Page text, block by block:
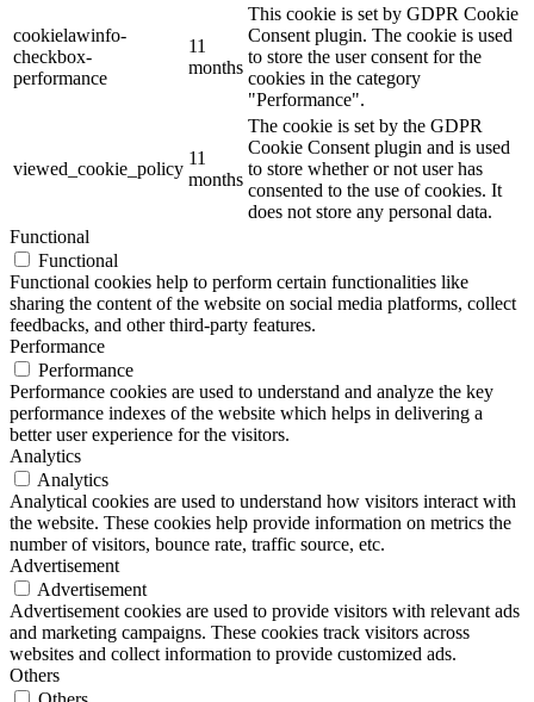
cookielawinfo-
checkbox-
performance
11
months
This cookie is set by GDPR Cookie
Consent plugin. The cookie is used
to store the user consent for the
cookies in the category
"Performance".
viewed_cookie_policy
11
months
The cookie is set by the GDPR
Cookie Consent plugin and is used
to store whether or not user has
consented to the use of cookies. It
does not store any personal data.
Functional
Functional
Functional cookies help to perform certain functionalities like
sharing the content of the website on social media platforms, collect
feedbacks, and other third-party features.
Performance
Performance
Performance cookies are used to understand and analyze the key
performance indexes of the website which helps in delivering a
better user experience for the visitors.
Analytics
Analytics
Analytical cookies are used to understand how visitors interact with
the website. These cookies help provide information on metrics the
number of visitors, bounce rate, traffic source, etc.
Advertisement
Advertisement
Advertisement cookies are used to provide visitors with relevant ads
and marketing campaigns. These cookies track visitors across
websites and collect information to provide customized ads.
Others